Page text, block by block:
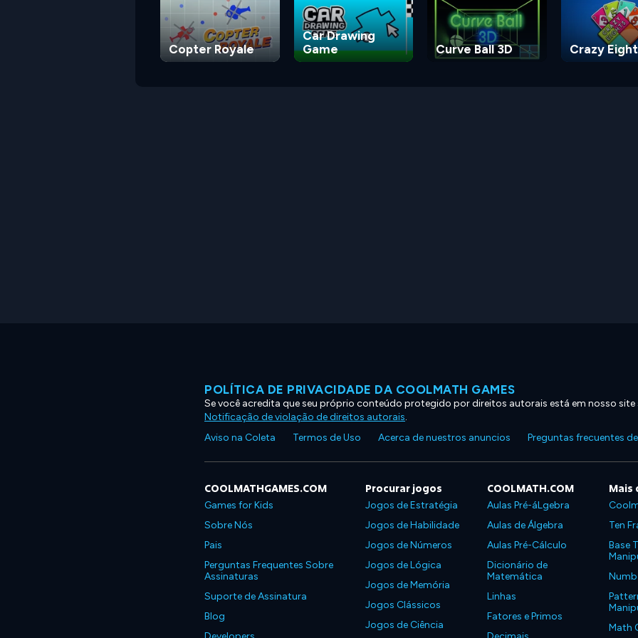
Copter Royale
Car Drawing
Game
Curve Ball 3D Crazy
POLÍTICA DE PRIVACIDADE DA COOLMATH GAMES
Se você acredita que seu próprio conteúdo protegido por direitos autorais está em nosso site
Notificação de violação de direitos autorais.
Aviso na Coleta
Termos de Uso Acerca de nuestros anuncios Preguntas frecuentes
COOLMATHGAMES.COM
Games for Kids
Sobre Nós
Pais
Perguntas Frequentes Sobre
Assinaturas
Suporte de Assinatura
Blog
Procurar jogos
Jogos de Estratégia
Jogos de Habilidade
Jogos de Números
Jogos de Lógica
Jogos de Memória
Jogos Clássicos
Jogos de Ciência
COOLMATH.COM
Aulas Pré-áLgebra
Aulas de Álgebra
Aulas Pré-Cálculo
Dicionário de
Matemática
Linhas
Fatores e Primos
Mais
Ten
Base
Math